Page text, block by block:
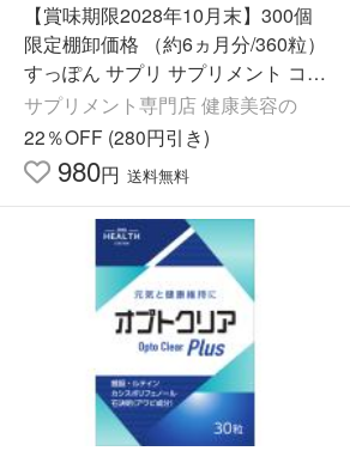
【賞味期限2028年10月末】300個
限定棚卸価格 （約6ヵ月分/360粒）
すっぽん サプリ サプリメント コラ
ーゲン ローヤルゼリー アサイー プ
ロポリス
サプリメント専門店 健康美容の
22％OFF (280円引き)
980円 送料無料